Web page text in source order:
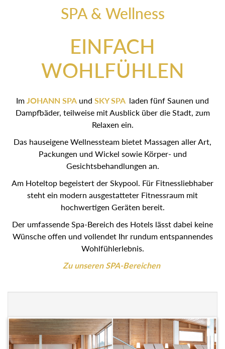
SPA & Wellness
EINFACH
WOHLFÜHLEN
ImJOHANN SPAund SKY SPA laden fünf Saunen und
Dampfbäder, teilweise mit Ausblick über die Stadt, zum
Relaxen ein.
Das hauseigene Wellnessteam bietet Massagen aller Art,
Packungen und Wickel sowie Körper- und
Gesichtsbehandlungen an.
Am Hoteltop begeistert der Skypool. Für Fitnessliebhaber
steht ein modern ausgestatteter Fitnessraum mit
hochwertigen Geräten bereit.
Der umfassende Spa-Bereich des Hotels lässt dabei keine
Wünsche offen und vollendet Ihr rundum entspannendes
Wohlfühlerlebnis.
Zu unseren SPA-Bereichen